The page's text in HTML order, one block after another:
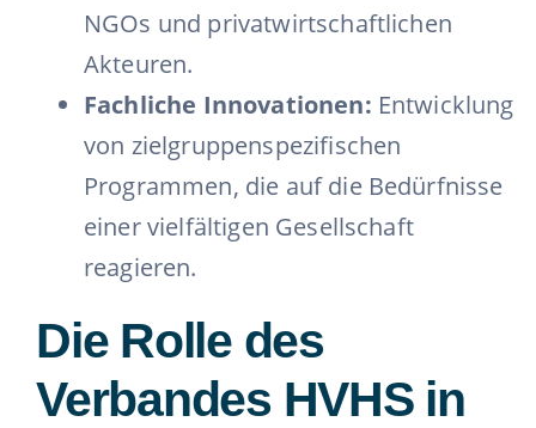
NGOs und privatwirtschaftlichen
Akteuren.
Fachliche Innovationen: Entwicklung
von zielgruppenspezifischen
Programmen, die auf die Bedürfnisse
einer vielfältigen Gesellschaft
reagieren.
Die Rolle des
Verbandes HVHS in